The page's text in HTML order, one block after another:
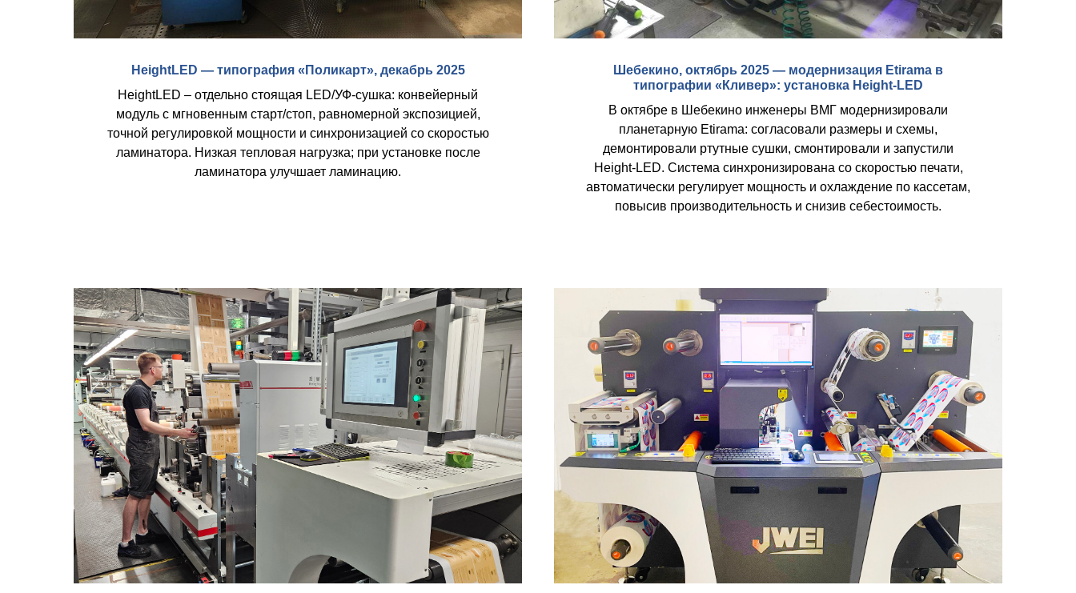
HeightLED — типография «Поликарт», декабрь 2025
HeightLED – отдельно стоящая LED/УФ‑сушка: конвейерный
модуль с мгновенным старт/стоп, равномерной экспозицией,
точной регулировкой мощности и синхронизацией со скоростью
ламинатора. Низкая тепловая нагрузка; при установке после
ламинатора улучшает ламинацию.
Шебекино, октябрь 2025 — модернизация Etirama в
типографии «Кливер»: установка Height‑LED
В октябре в Шебекино инженеры ВМГ модернизировали
планетарную Etirama: согласовали размеры и схемы,
демонтировали ртутные сушки, смонтировали и запустили
Height‑LED. Система синхронизирована со скоростью печати,
автоматически регулирует мощность и охлаждение по кассетам,
повысив производительность и снизив себестоимость.